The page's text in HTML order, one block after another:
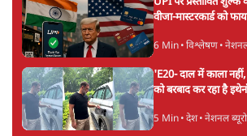
दान विवाद पर दत्तात्रेय होसबले क्या बोले
लेकिन संघ परिवार के सौ साल पूरे होने पर और
लगभग डेढ़ दशक तक बैठने के बाद और देश के
में सरकार चलाने और कुछ में तो दो दशक तक
रहने के बाद देश का जो साभ्यतिक परिदृश्य
सभ्यता की ओर नहीं जा रहा है। बल्कि भारत